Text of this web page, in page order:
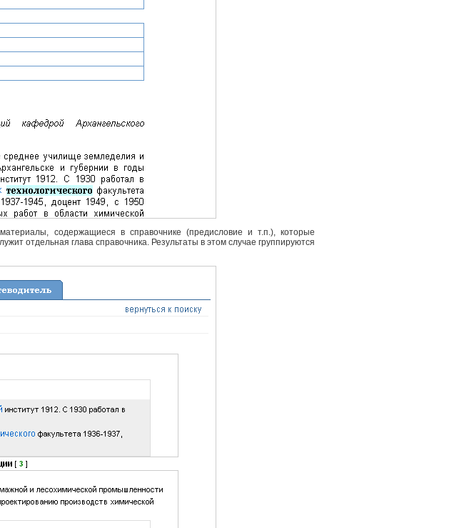
содержащиеся в справочнике (предисловие и т.п.), которые
отдельная глава справочника. Результаты в этом случае группируются